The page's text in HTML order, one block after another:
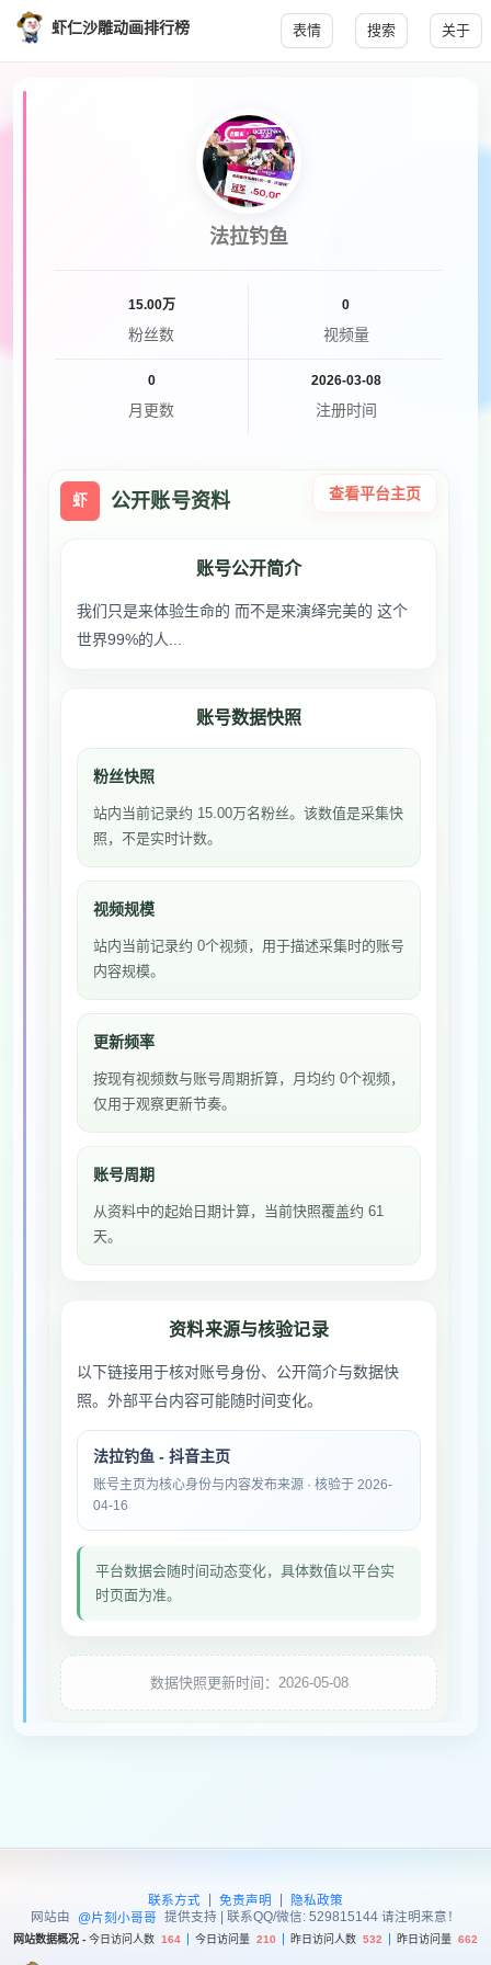
虾仁沙雕动画排行榜 表情 搜索 关于
法拉钓鱼
15.00万
粉丝数
0
视频量
0
月更数
2026-03-08
注册时间
虾 公开账号资料 查看平台主页
账号公开简介
我们只是来体验生命的 而不是来演绎完美的 这个
世界99%的人...
账号数据快照
粉丝快照
站内当前记录约 15.00万名粉丝。该数值是采集快
照，不是实时计数。
视频规模
站内当前记录约 0个视频，用于描述采集时的账号
内容规模。
更新频率
按现有视频数与账号周期折算，月均约 0个视频，
仅用于观察更新节奏。
账号周期
从资料中的起始日期计算，当前快照覆盖约 61
天。
资料来源与核验记录
以下链接用于核对账号身份、公开简介与数据快
照。外部平台内容可能随时间变化。
法拉钓鱼 - 抖音主页
账号主页为核心身份与内容发布来源 · 核验于 2026-
04-16
平台数据会随时间动态变化，具体数值以平台实
时页面为准。
数据快照更新时间：2026-05-08
联系方式 | 免责声明 |
隐私政策
网站由
@片刻小哥哥 提供支持 | 联系QQ/微信: 529815144 请注明来意！
网站数据概况 - 今日访问人数 164 今日访问量 210 昨日访问人数 532 昨日访问量 662